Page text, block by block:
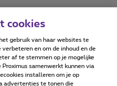
Accessibility statement
cookies
gebruik van haar websites te
en om de inhoud en de
af te stemmen op je mogelijke
samenwerkt kunnen via
installeren om je op
advertenties te tonen die